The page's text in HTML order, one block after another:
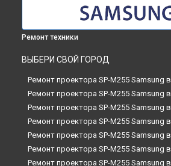
Ремонт техники
ВЫБЕРИ СВОЙ ГОРОД
Ремонт проектора SP-M255 Samsung в
Ремонт проектора SP-M255 Samsung в
Ремонт проектора SP-M255 Samsung в
Ремонт проектора SP-M255 Samsung в
Ремонт проектора SP-M255 Samsung в
Ремонт проектора SP-M255 Samsung в
Ремонт проектора SP-M255 Samsung в